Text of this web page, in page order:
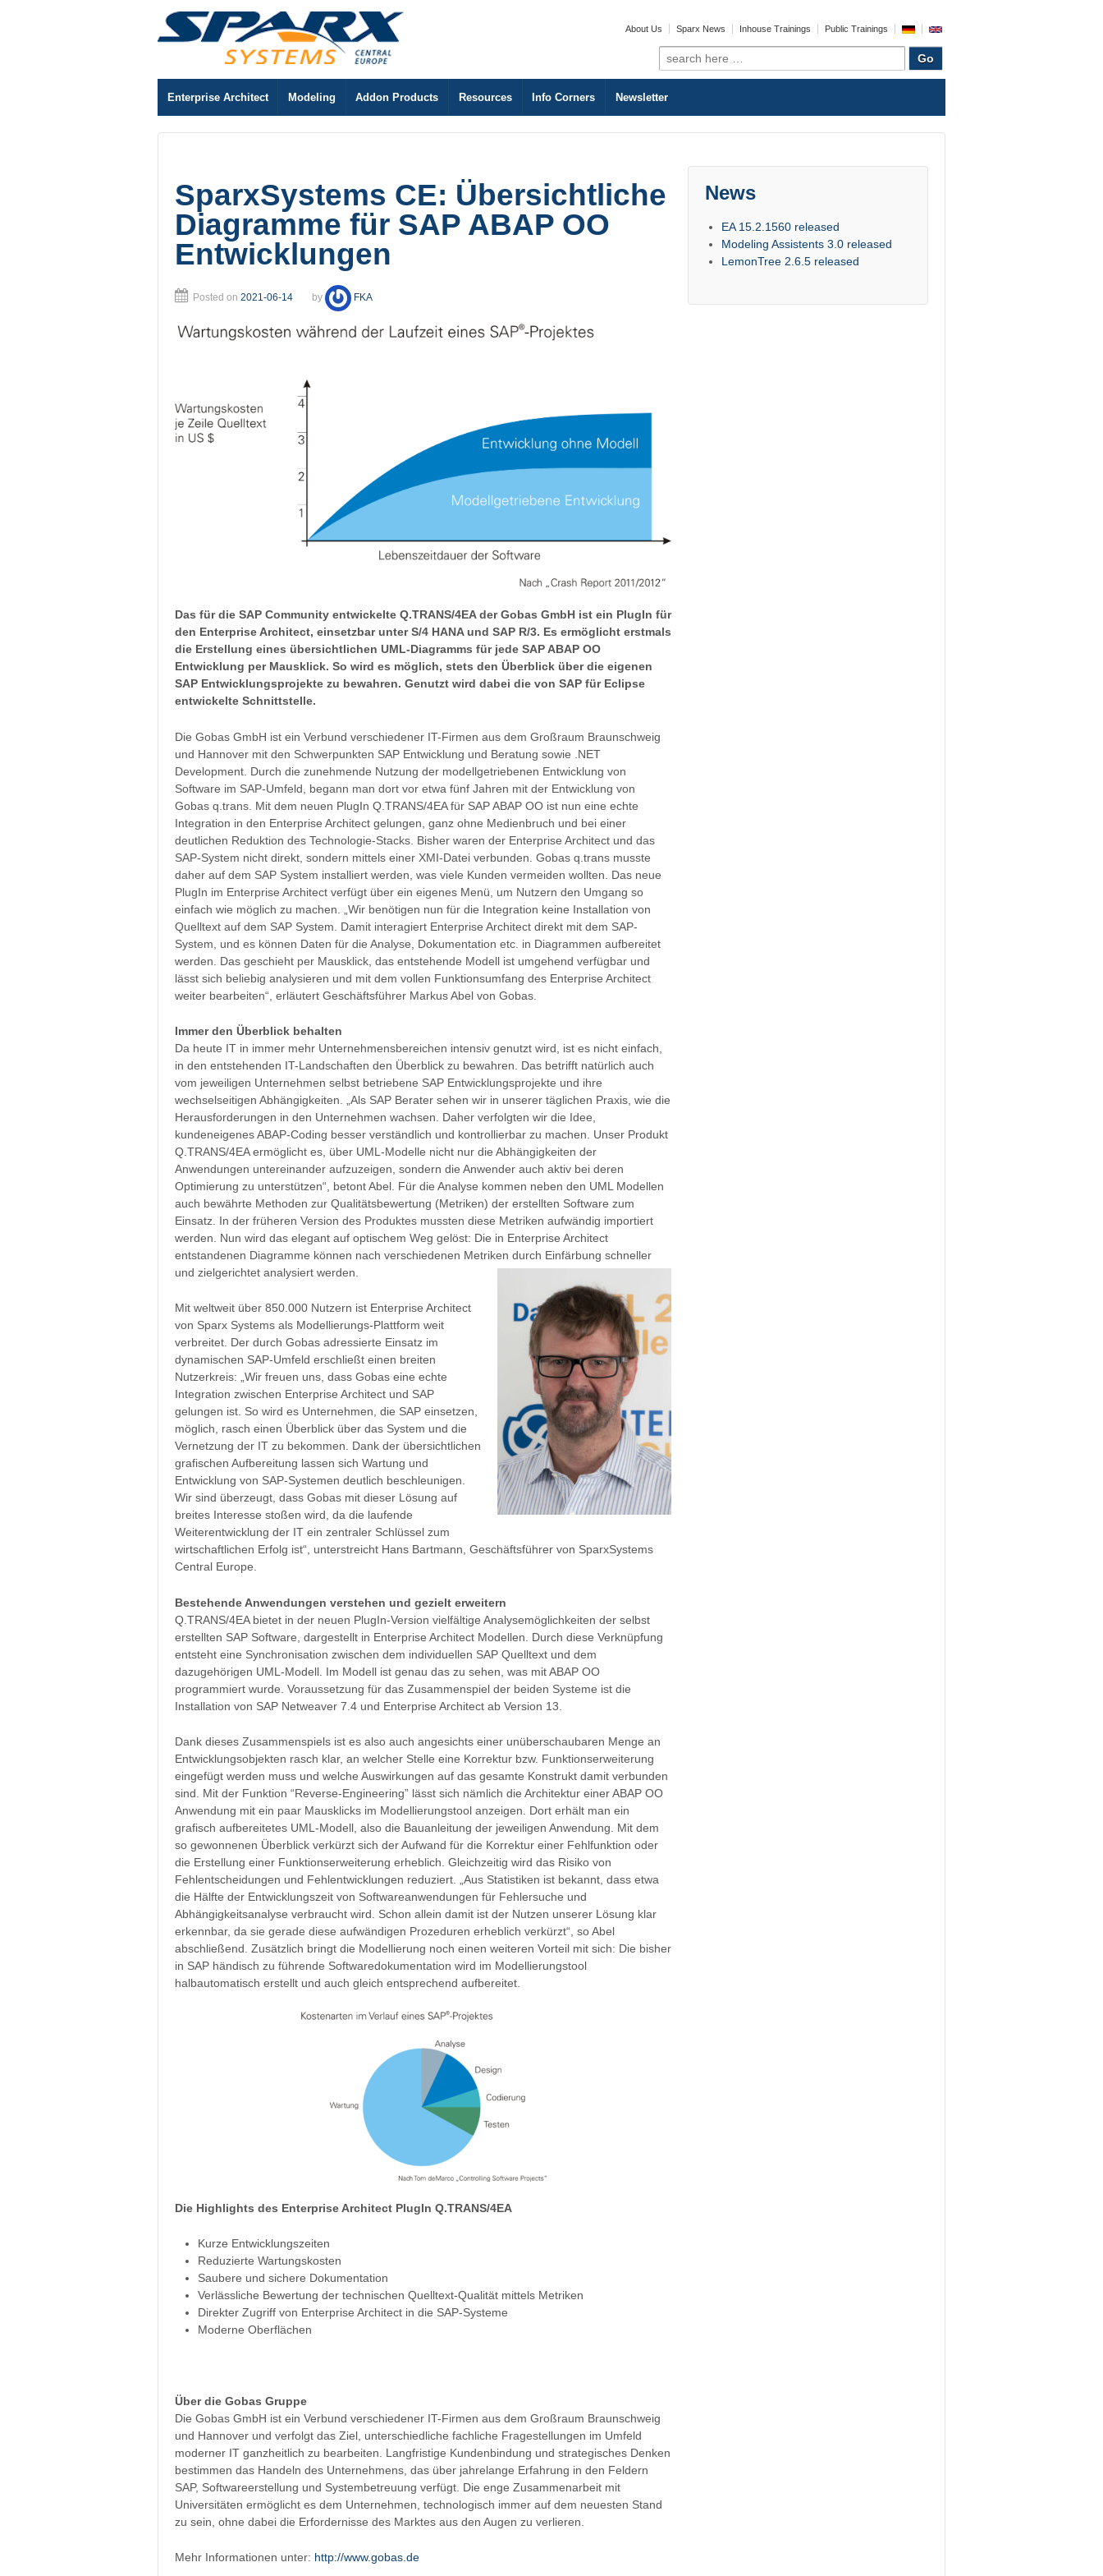
About Us Sparx News Inhouse Trainings Public Trainings
Search
for:
Enterprise Architect Modeling Addon Products Resources Info Corners Newsletter
SparxSystems CE: Übersichtliche
Diagramme für SAP ABAP OO
Entwicklungen
Posted on 2021-06-14 by FKA
Das für die SAP Community entwickelte Q.TRANS/4EA der Gobas GmbH ist ein PlugIn für
den Enterprise Architect, einsetzbar unter S/4 HANA und SAP R/3. Es ermöglicht erstmals
die Erstellung eines übersichtlichen UML-Diagramms für jede SAP ABAP OO
Entwicklung per Mausklick. So wird es möglich, stets den Überblick über die eigenen
SAP Entwicklungsprojekte zu bewahren. Genutzt wird dabei die von SAP für Eclipse
entwickelte Schnittstelle.
Die Gobas GmbH ist ein Verbund verschiedener IT-Firmen aus dem Großraum Braunschweig
und Hannover mit den Schwerpunkten SAP Entwicklung und Beratung sowie .NET
Development. Durch die zunehmende Nutzung der modellgetriebenen Entwicklung von
Software im SAP-Umfeld, begann man dort vor etwa fünf Jahren mit der Entwicklung von
Gobas q.trans. Mit dem neuen PlugIn Q.TRANS/4EA für SAP ABAP OO ist nun eine echte
Integration in den Enterprise Architect gelungen, ganz ohne Medienbruch und bei einer
deutlichen Reduktion des Technologie-Stacks. Bisher waren der Enterprise Architect und das
SAP-System nicht direkt, sondern mittels einer XMI-Datei verbunden. Gobas q.trans musste
daher auf dem SAP System installiert werden, was viele Kunden vermeiden wollten. Das neue
PlugIn im Enterprise Architect verfügt über ein eigenes Menü, um Nutzern den Umgang so
einfach wie möglich zu machen. „Wir benötigen nun für die Integration keine Installation von
Quelltext auf dem SAP System. Damit interagiert Enterprise Architect direkt mit dem SAP-
System, und es können Daten für die Analyse, Dokumentation etc. in Diagrammen aufbereitet
werden. Das geschieht per Mausklick, das entstehende Modell ist umgehend verfügbar und
lässt sich beliebig analysieren und mit dem vollen Funktionsumfang des Enterprise Architect
weiter bearbeiten“, erläutert Geschäftsführer Markus Abel von Gobas.
Immer den Überblick behalten
Da heute IT in immer mehr Unternehmensbereichen intensiv genutzt wird, ist es nicht einfach,
in den entstehenden IT-Landschaften den Überblick zu bewahren. Das betrifft natürlich auch
vom jeweiligen Unternehmen selbst betriebene SAP Entwicklungsprojekte und ihre
wechselseitigen Abhängigkeiten. „Als SAP Berater sehen wir in unserer täglichen Praxis, wie die
Herausforderungen in den Unternehmen wachsen. Daher verfolgten wir die Idee,
kundeneigenes ABAP-Coding besser verständlich und kontrollierbar zu machen. Unser Produkt
Q.TRANS/4EA ermöglicht es, über UML-Modelle nicht nur die Abhängigkeiten der
Anwendungen untereinander aufzuzeigen, sondern die Anwender auch aktiv bei deren
Optimierung zu unterstützen“, betont Abel. Für die Analyse kommen neben den UML Modellen
auch bewährte Methoden zur Qualitätsbewertung (Metriken) der erstellten Software zum
Einsatz. In der früheren Version des Produktes mussten diese Metriken aufwändig importiert
werden. Nun wird das elegant auf optischem Weg gelöst: Die in Enterprise Architect
entstandenen Diagramme können nach verschiedenen Metriken durch Einfärbung schneller
und zielgerichtet analysiert werden.
Mit weltweit über 850.000 Nutzern ist Enterprise Architect
von Sparx Systems als Modellierungs-Plattform weit
verbreitet. Der durch Gobas adressierte Einsatz im
dynamischen SAP-Umfeld erschließt einen breiten
Nutzerkreis: „Wir freuen uns, dass Gobas eine echte
Integration zwischen Enterprise Architect und SAP
gelungen ist. So wird es Unternehmen, die SAP einsetzen,
möglich, rasch einen Überblick über das System und die
Vernetzung der IT zu bekommen. Dank der übersichtlichen
grafischen Aufbereitung lassen sich Wartung und
Entwicklung von SAP-Systemen deutlich beschleunigen.
Wir sind überzeugt, dass Gobas mit dieser Lösung auf
breites Interesse stoßen wird, da die laufende
Weiterentwicklung der IT ein zentraler Schlüssel zum
wirtschaftlichen Erfolg ist“, unterstreicht Hans Bartmann, Geschäftsführer von SparxSystems
Central Europe.
Bestehende Anwendungen verstehen und gezielt erweitern
Q.TRANS/4EA bietet in der neuen PlugIn-Version vielfältige Analysemöglichkeiten der selbst
erstellten SAP Software, dargestellt in Enterprise Architect Modellen. Durch diese Verknüpfung
entsteht eine Synchronisation zwischen dem individuellen SAP Quelltext und dem
dazugehörigen UML-Modell. Im Modell ist genau das zu sehen, was mit ABAP OO
programmiert wurde. Voraussetzung für das Zusammenspiel der beiden Systeme ist die
Installation von SAP Netweaver 7.4 und Enterprise Architect ab Version 13.
Dank dieses Zusammenspiels ist es also auch angesichts einer unüberschaubaren Menge an
Entwicklungsobjekten rasch klar, an welcher Stelle eine Korrektur bzw. Funktionserweiterung
eingefügt werden muss und welche Auswirkungen auf das gesamte Konstrukt damit verbunden
sind. Mit der Funktion “Reverse-Engineering” lässt sich nämlich die Architektur einer ABAP OO
Anwendung mit ein paar Mausklicks im Modellierungstool anzeigen. Dort erhält man ein
grafisch aufbereitetes UML-Modell, also die Bauanleitung der jeweiligen Anwendung. Mit dem
so gewonnenen Überblick verkürzt sich der Aufwand für die Korrektur einer Fehlfunktion oder
die Erstellung einer Funktionserweiterung erheblich. Gleichzeitig wird das Risiko von
Fehlentscheidungen und Fehlentwicklungen reduziert. „Aus Statistiken ist bekannt, dass etwa
die Hälfte der Entwicklungszeit von Softwareanwendungen für Fehlersuche und
Abhängigkeitsanalyse verbraucht wird. Schon allein damit ist der Nutzen unserer Lösung klar
erkennbar, da sie gerade diese aufwändigen Prozeduren erheblich verkürzt“, so Abel
abschließend. Zusätzlich bringt die Modellierung noch einen weiteren Vorteil mit sich: Die bisher
in SAP händisch zu führende Softwaredokumentation wird im Modellierungstool
halbautomatisch erstellt und auch gleich entsprechend aufbereitet.
Die Highlights des Enterprise Architect PlugIn Q.TRANS/4EA
Kurze Entwicklungszeiten
Reduzierte Wartungskosten
Saubere und sichere Dokumentation
Verlässliche Bewertung der technischen Quelltext-Qualität mittels Metriken
Direkter Zugriff von Enterprise Architect in die SAP-Systeme
Moderne Oberflächen
Über die Gobas Gruppe
Die Gobas GmbH ist ein Verbund verschiedener IT-Firmen aus dem Großraum Braunschweig
und Hannover und verfolgt das Ziel, unterschiedliche fachliche Fragestellungen im Umfeld
moderner IT ganzheitlich zu bearbeiten. Langfristige Kundenbindung und strategisches Denken
bestimmen das Handeln des Unternehmens, das über jahrelange Erfahrung in den Feldern
SAP, Softwareerstellung und Systembetreuung verfügt. Die enge Zusammenarbeit mit
Universitäten ermöglicht es dem Unternehmen, technologisch immer auf dem neuesten Stand
zu sein, ohne dabei die Erfordernisse des Marktes aus den Augen zu verlieren.
Mehr Informationen unter: http://www.gobas.de
News
EA 15.2.1560 released
Modeling Assistents 3.0 released
LemonTree 2.6.5 released